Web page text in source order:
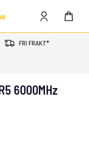
FRI FRAKT*
6000MHz